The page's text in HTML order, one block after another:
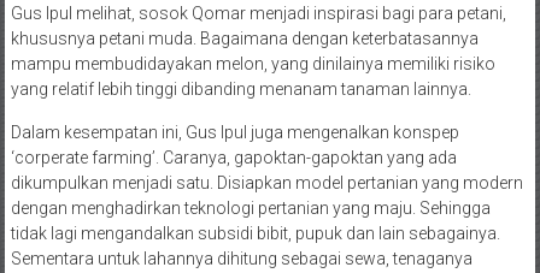
Gus Ipul melihat, sosok Qomar menjadi inspirasi bagi para petani,
khususnya petani muda. Bagaimana dengan keterbatasannya
mampu membudidayakan melon, yang dinilainya memiliki risiko
yang relatif lebih tinggi dibanding menanam tanaman lainnya.
Dalam kesempatan ini, Gus Ipul juga mengenalkan konspep
‘corperate farming’. Caranya, gapoktan-gapoktan yang ada
dikumpulkan menjadi satu. Disiapkan model pertanian yang modern
dengan menghadirkan teknologi pertanian yang maju. Sehingga
tidak lagi mengandalkan subsidi bibit, pupuk dan lain sebagainya.
Sementara untuk lahannya dihitung sebagai sewa, tenaganya